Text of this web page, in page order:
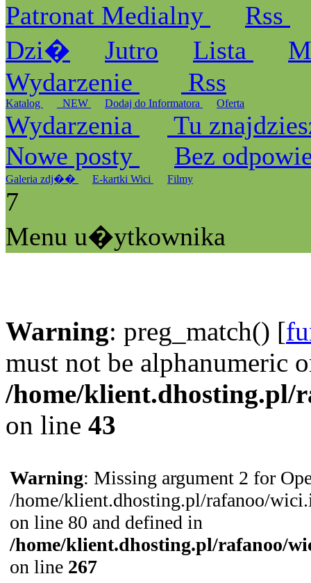
Patronat Medialny
Rss
Dzi�
Jutro Lista
Wydarzenie
Rss
Katalog _NEW Dodaj do Informatora Oferta
Wydarzenia
Tu
Nowe posty
Bez
Galeria zdj�� E-kartki Wici Filmy
7
Menu u�ytkownika
Warning: preg_match() [
must not be alphanumeric
/home/klient.dhosting.pl/
on line 43
Warning: Missing argument 2 for
/home/klient.dhosting.pl/rafanoo/
on line 80 and defined in
/home/klient.dhosting.pl/rafanoo/
on line 267